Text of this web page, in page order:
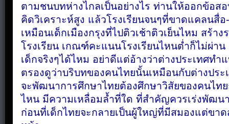
ตามชนบทห่างไกลเป็นอย่างไร ท่านให้ออกข้อส
คิดวิเคราะห์สูง แล้วโรงเรียนจนๆที่ขาดแคลนสื่
เหมือนเด็กเมืองกรุงที่ไปติวเช้าติวเย็นไหม สร้าง
โรงเรียน เกณฑ์คะแนนโรงเรียนไหนต่ำก็ไม่ผ่าน
เด็กจริงๆได้ไหม อย่าดีแต่อ้างว่าต่างประเทศทำ
ตรองดูว่าบริบทของคนไทยนั้นเหมือนกับต่างประ
จะพัฒนาการศึกษาไทยต้องศึกษาวิสัยของคนไท
ไหน มีความเหลื่อมล้ำที่ใด ที่สำคัญควรเร่งพัฒน
ก่อนที่เด็กไทยจะกลายเป็นผู้ใหญ่ที่มีสมองแต่ขา